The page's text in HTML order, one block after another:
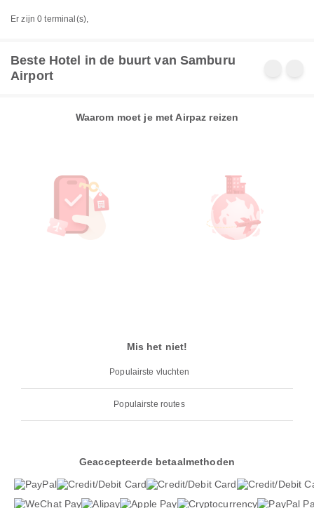
Er zijn 0 terminal(s),
Beste Hotel in de buurt van Samburu
Airport
Waarom moet je met Airpaz reizen
Mis het niet!
Populairste vluchten
Populairste routes
Geaccepteerde betaalmethoden